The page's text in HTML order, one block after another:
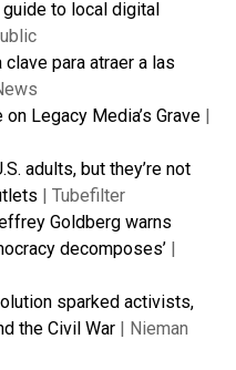
to local digital
para atraer a las
Legacy Media’s Grave
adults, but they’re not
| Tubefilter
Goldberg warns
decomposes’
sparked activists,
the Civil War | Nieman